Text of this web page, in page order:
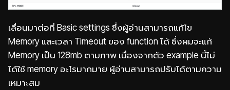
เลื่อนมาต่อที่ Basic settings ซึ่งผู้อ่านสามารถแก้ไข
Memory และเวลา Timeout ของ function ได้ ซึ่งผมจะแก้
Memory เป็น 128mb ตามภาพ เนื่องจากตัว example นี้ไม่
ได้ใช้ memory อะไรมากมาย ผู้อ่านสามารถปรับได้ตามความ
เหมาะสม